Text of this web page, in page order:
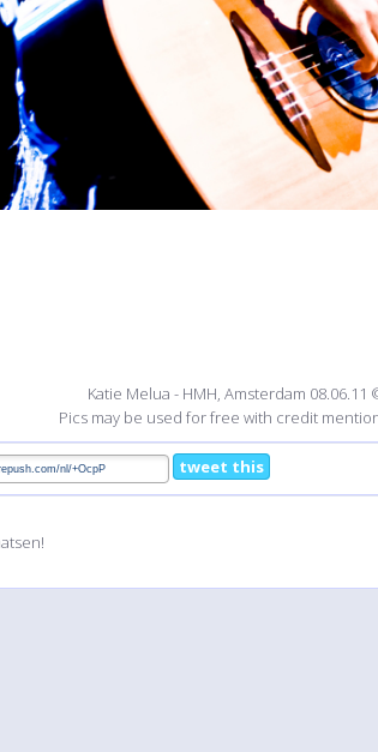
Katie Melua - HMH, Amsterdam
Pics may be used for free with credit
tweet this